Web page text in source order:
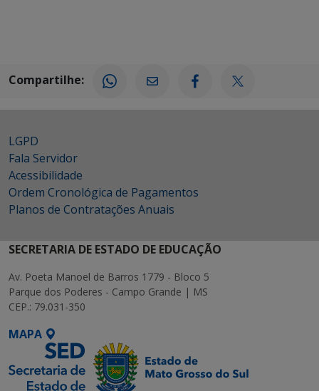
Compartilhe:
LGPD
Fala Servidor
Acessibilidade
Ordem Cronológica de Pagamentos
Planos de Contratações Anuais
SECRETARIA DE ESTADO DE EDUCAÇÃO
Av. Poeta Manoel de Barros 1779 - Bloco 5
Parque dos Poderes - Campo Grande | MS
CEP.: 79.031-350
MAPA